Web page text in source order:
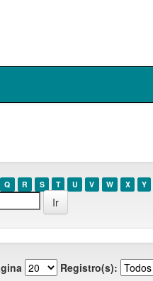
Q R S T U V W X Y
Registro(s):